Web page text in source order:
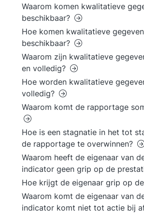
Waarom komen kwalitatieve
beschikbaar?
Hoe komen kwalitatieve
beschikbaar?
Waarom zijn kwalitatieve
en volledig?
Hoe worden kwalitatieve
volledig?
Waarom komt de rapportage
Hoe is een stagnatie in het tot
de rapportage te overwinnen?
Waarom heeft de eigenaar van
indicator geen grip op de
Hoe krijgt de eigenaar grip op
Waarom komt de eigenaar van
indicator komt niet tot actie bij